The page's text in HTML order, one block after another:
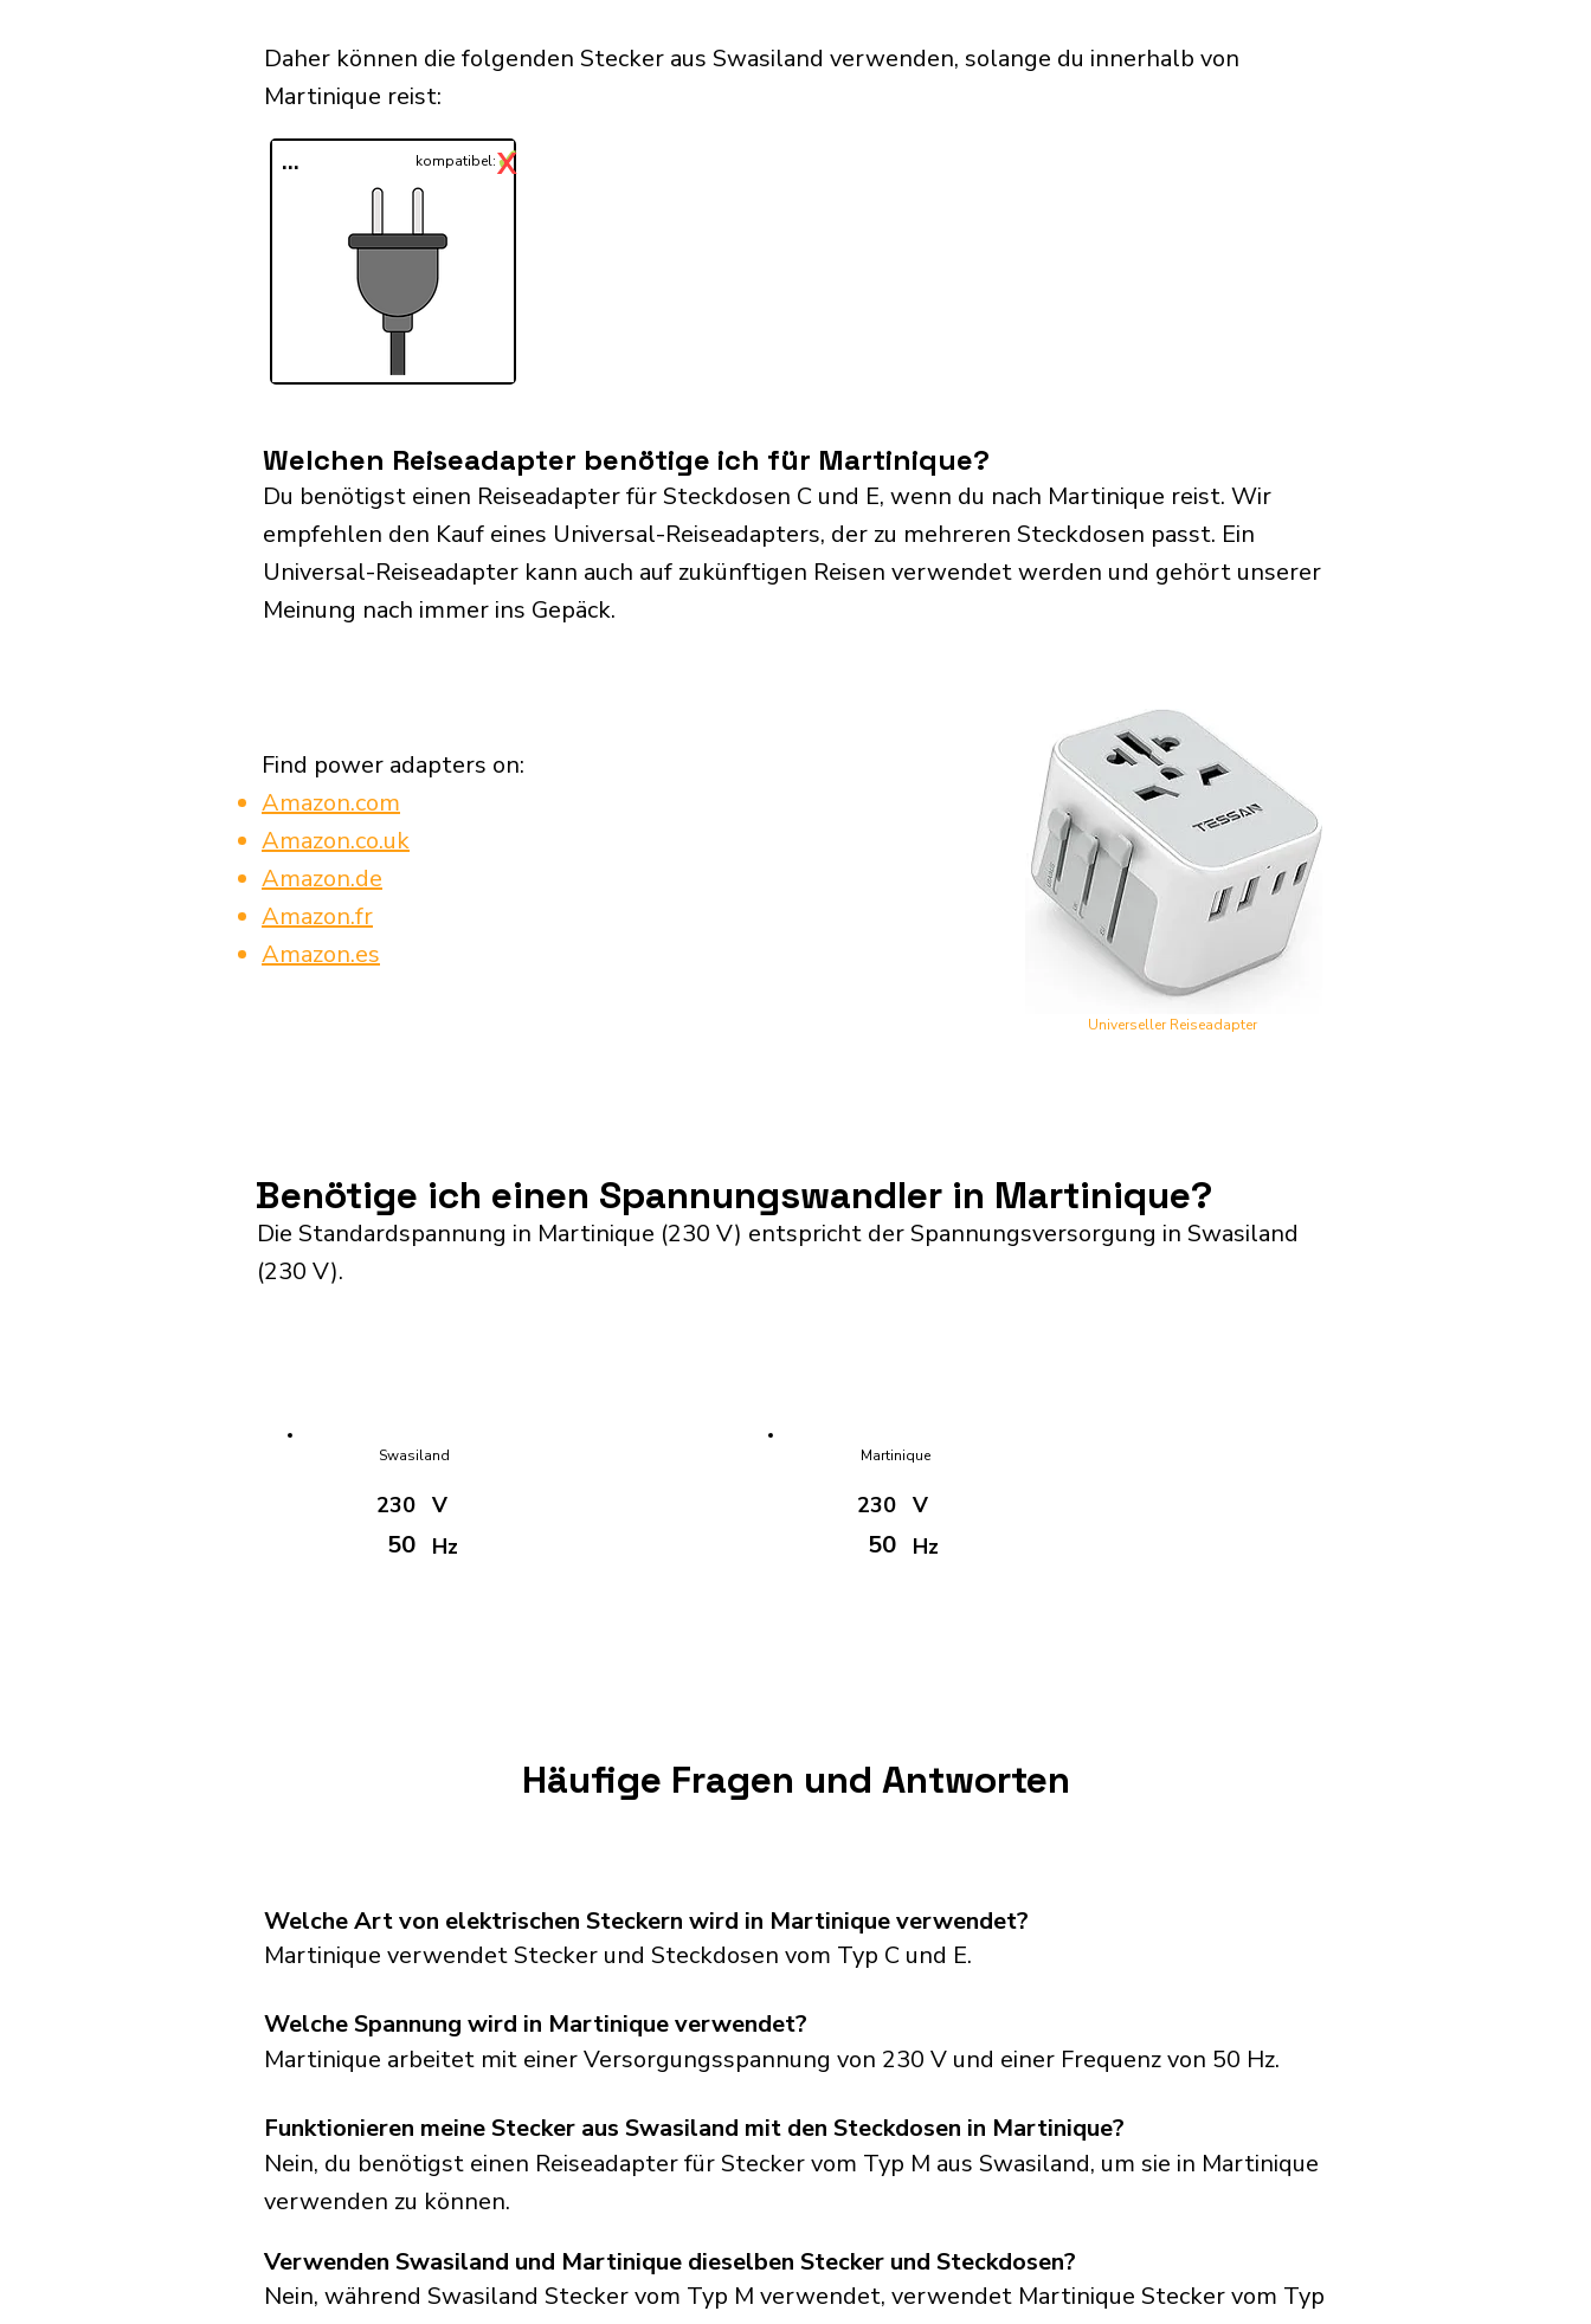
Daher können die folgenden Stecker aus Swasiland verwenden, solange du innerhalb von
Martinique reist:​
... ✓
kompatibel:X
Welchen Reiseadapter benötige ich für Martinique?
Du benötigst einen Reiseadapter für Steckdosen C und E, wenn du nach Martinique reist. Wir
empfehlen den Kauf eines Universal-Reiseadapters, der zu mehreren Steckdosen passt. Ein
Universal-Reiseadapter kann auch auf zukünftigen Reisen verwendet werden und gehört unserer
Meinung nach immer ins Gepäck.
Find power adapters on:
Amazon.com
Amazon.co.uk
Amazon.de
Amazon.fr
Amazon.es
Universeller Reiseadapter
Benötige ich einen Spannungswandler in Martinique?
Die Standardspannung in Martinique (230 V) entspricht der Spannungsversorgung in Swasiland
(230 V).
Swasiland
230
50
V
Hz
Martinique
230
50
V
Hz
Häufige Fragen und Antworten
Welche Art von elektrischen Steckern wird in Martinique verwendet?
Martinique verwendet Stecker und Steckdosen vom Typ C und E.
Welche Spannung wird in Martinique verwendet?
Martinique arbeitet mit einer Versorgungsspannung von 230 V und einer Frequenz von 50 Hz.
Funktionieren meine Stecker aus Swasiland mit den Steckdosen in Martinique?
Nein, du benötigst einen Reiseadapter für Stecker vom Typ M aus Swasiland, um sie in Martinique
verwenden zu können.
Nein, während Swasiland Stecker vom Typ M verwendet, verwendet Martinique Stecker vom Typ
Verwenden Swasiland und Martinique dieselben Stecker und Steckdosen?